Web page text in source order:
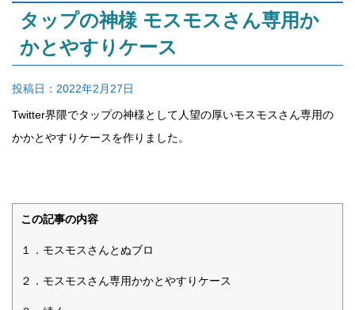
タップの神様 モスモスさん専用か
かとやすりケース
投稿日： 2022年2月27日
Twitter界隈でタップの神様として人望の厚いモスモスさん専用の
かかとやすりケースを作りました。
この記事の内容
１．モスモスさんとぬブロ
２．モスモスさん専用かかとやすりケース